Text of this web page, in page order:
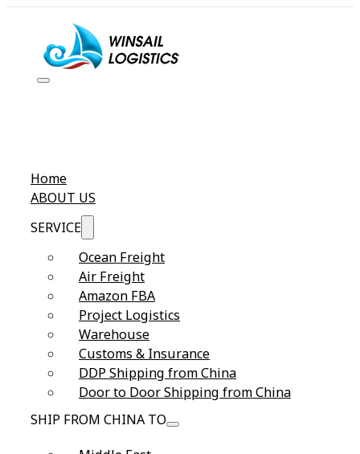
Home
ABOUT US
SERVICE
Ocean Freight
Air Freight
Amazon FBA
Project Logistics
Warehouse
Customs & Insurance
DDP Shipping from China
Door to Door Shipping from China
SHIP FROM CHINA TO